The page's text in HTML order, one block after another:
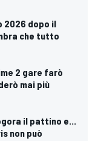
2026 dopo il
che tutto
2 gare farò
mai più
il pattino e...
non può